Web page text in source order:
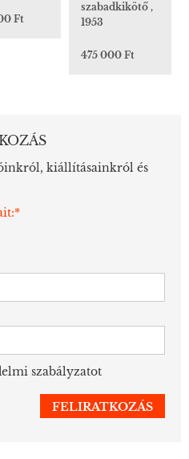
Ft
szabadkikötő ,
1953
475 000 Ft
kiállításainkról és
szabályzatot